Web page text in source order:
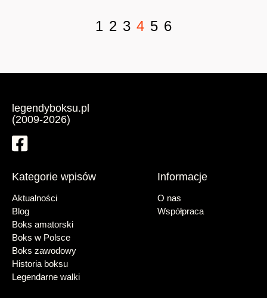
1 2 3 4 5 6
legendyboksu.pl
(2009-2026)
Kategorie wpisów
Aktualności
Blog
Boks amatorski
Boks w Polsce
Boks zawodowy
Historia boksu
Legendarne walki
Informacje
O nas
Współpraca